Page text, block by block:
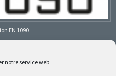
notre service web
EN 1090